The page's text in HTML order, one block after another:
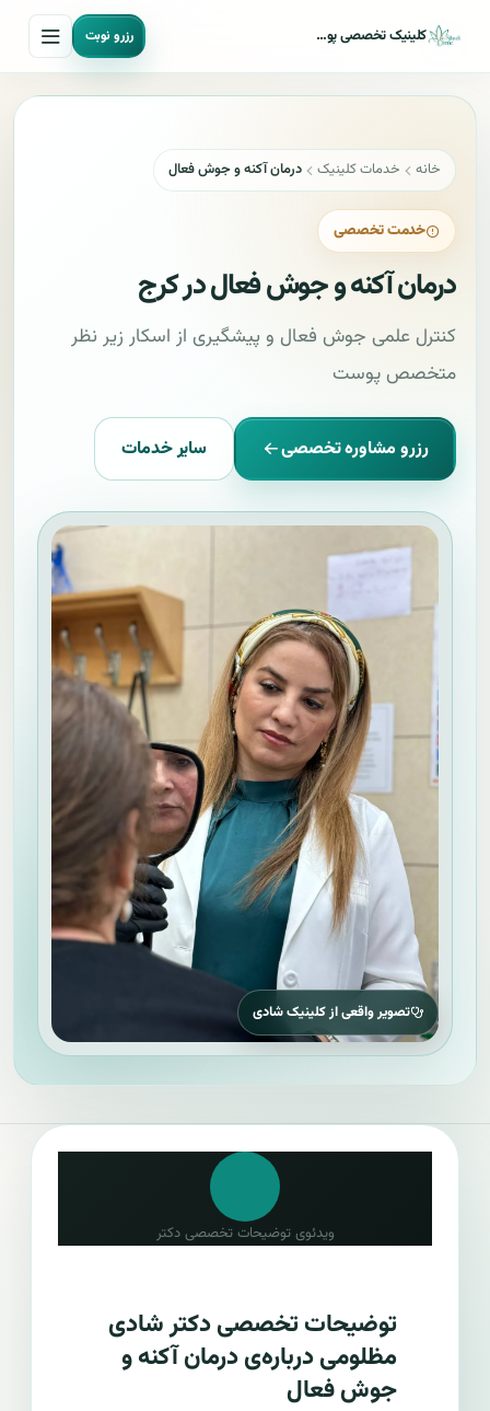
کلینیک تخصصی پوست مو و لیزر شادی رزرو نوبت
خانه خدمات کلینیک درمان آکنه و جوش فعال
خدمت تخصصی
درمان آکنه و جوش فعال در کرج
کنترل علمی جوش فعال و پیشگیری از اسکار زیر نظر
متخصص پوست
رزرو مشاوره تخصصی سایر خدمات
تصویر واقعی از کلینیک شادی
ویدئوی توضیحات تخصصی دکتر
توضیحات تخصصی دکتر شادی
مظلومی درباره‌ی درمان آکنه و
جوش فعال